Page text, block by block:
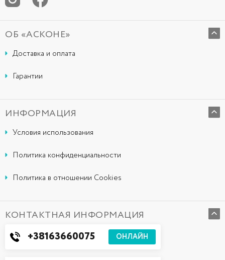
ОБ «АСКОНЕ»
Доставка и оплата
Гарантии
ИНФОРМАЦИЯ
Условия использования
Политика конфиденциальности
Политика в отношении Cookies
КОНТАКТНАЯ ИНФОРМАЦИЯ
+38163660075 ОНЛАЙН